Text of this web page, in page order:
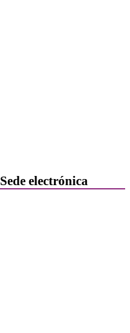
Sede electrónica